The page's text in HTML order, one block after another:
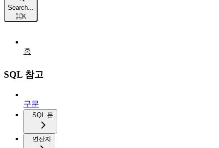
Search...
⌘K
홈
SQL 참고
구문
SQL 문
연산자